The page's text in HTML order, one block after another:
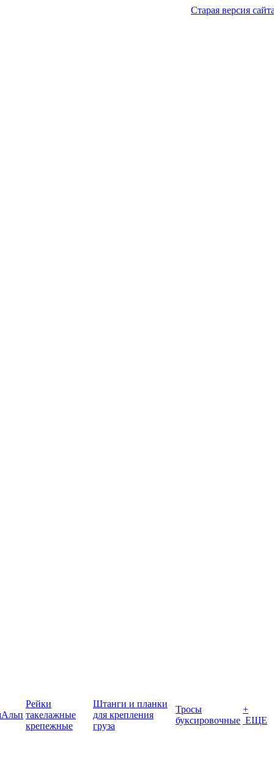
Старая версия
Рейки
такелажные
крепежные
Штанги и планки
для крепления
груза
Тросы
буксировочные
+
ЕЩЕ